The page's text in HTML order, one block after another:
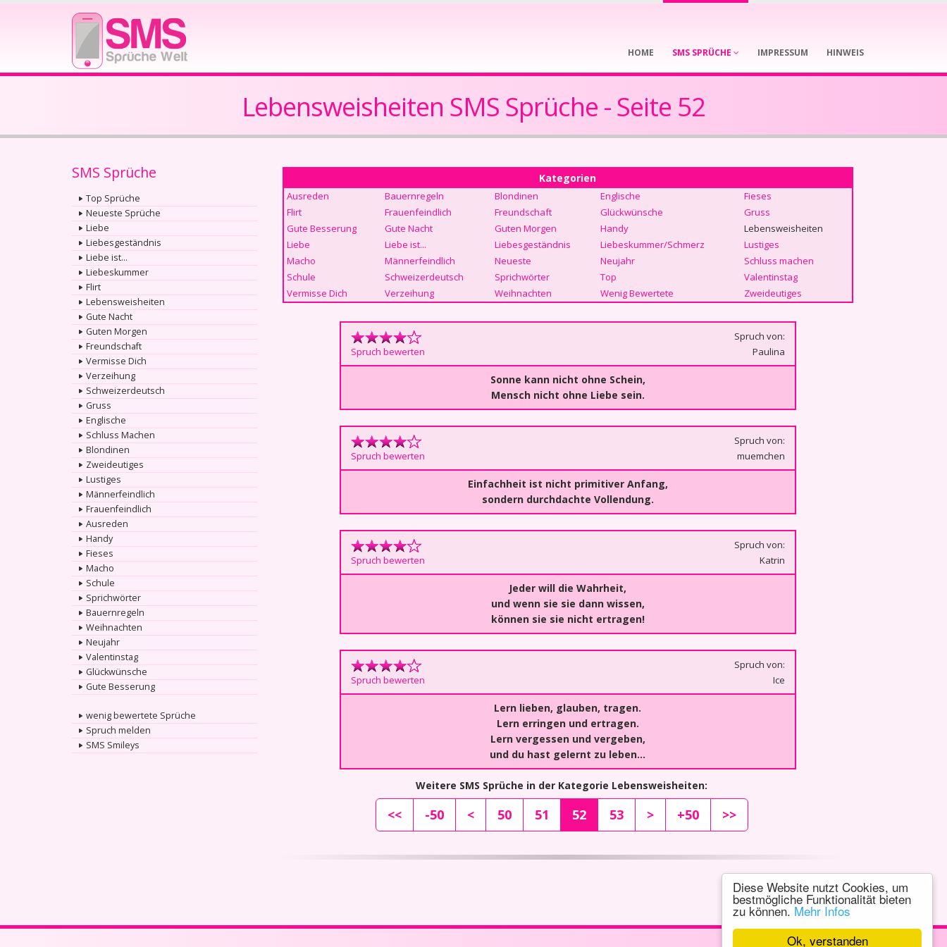
Ok, verstanden
Diese Website nutzt Cookies, um
bestmögliche Funktionalität bieten
zu können. Mehr Infos
HOME SMS SPRÜCHE IMPRESSUM HINWEIS
Lebensweisheiten SMS Sprüche - Seite 52
SMS Sprüche
Top Sprüche
Neueste Sprüche
Liebe
Liebesgeständnis
Liebe ist...
Liebeskummer
Flirt
Lebensweisheiten
Gute Nacht
Guten Morgen
Freundschaft
Vermisse Dich
Verzeihung
Schweizerdeutsch
Gruss
Englische
Schluss Machen
Blondinen
Zweideutiges
Lustiges
Männerfeindlich
Frauenfeindlich
Ausreden
Handy
Fieses
Macho
Schule
Sprichwörter
Bauernregeln
Weihnachten
Neujahr
Valentinstag
Glückwünsche
Gute Besserung
wenig bewertete Sprüche
Spruch melden
SMS Smileys
Kategorien
Ausreden Bauernregeln Blondinen Englische
Fieses
Flirt
Frauenfeindlich Freundschaft Glückwünsche
Gruss
Gute Besserung
Gute Nacht Guten Morgen Handy
Lebensweisheiten
Liebe
Liebe ist... Liebesgeständnis Liebeskummer/Schmerz
Lustiges
Macho
Männerfeindlich Neueste Neujahr
Schluss machen
Schule
Schweizerdeutsch Sprichwörter Top
Valentinstag
Vermisse Dich
Verzeihung Weihnachten Wenig Bewertete Zweideutiges
Spruch bewerten
Spruch von:
Paulina
Sonne kann nicht ohne Schein,
Mensch nicht ohne Liebe sein.
Spruch bewerten
Spruch von:
muemchen
Einfachheit ist nicht primitiver Anfang,
sondern durchdachte Vollendung.
Spruch bewerten
Spruch von:
Katrin
Jeder will die Wahrheit,
und wenn sie sie dann wissen,
können sie sie nicht ertragen!
Spruch bewerten
Spruch von:
Ice
Lern lieben, glauben, tragen.
Lern erringen und ertragen.
Lern vergessen und vergeben,
und du hast gelernt zu leben…
Weitere SMS Sprüche in der Kategorie Lebensweisheiten:
<< -50 < 50 51 52 53 > +50 >>